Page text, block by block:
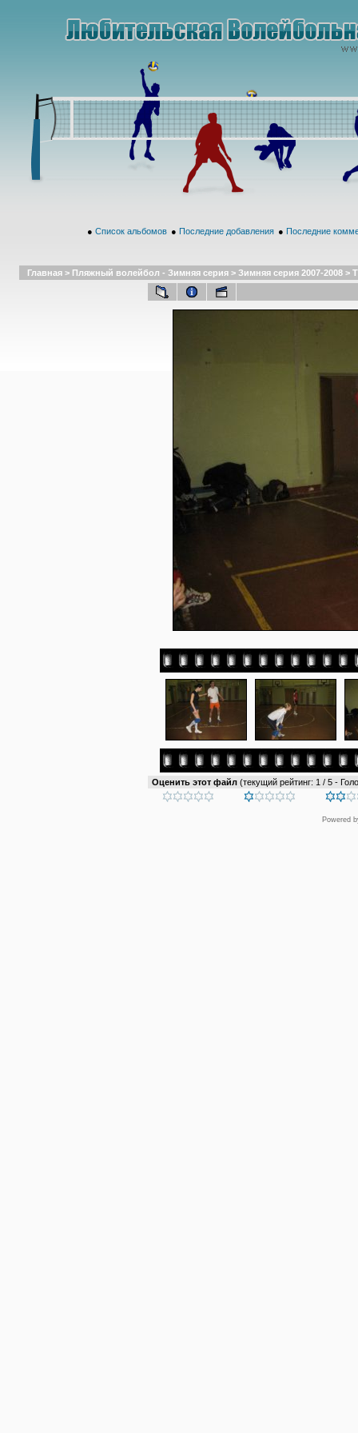
● Список альбомов ● Последние добавления ● Последние
Главная > Пляжный волейбол - Зимняя серия > Зимняя серия 2007-2008 >
Оценить этот файл (текущий рейтинг: 1 / 5 -
Powered